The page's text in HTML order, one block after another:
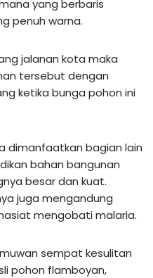
yang berbaris
penuh warna.
jalanan kota maka
tersebut dengan
ketika bunga pohon ini
dimanfaatkan bagian lain
bahan bangunan
besar dan kuat.
juga mengandung
mengobati malaria.
sempat kesulitan
pohon flamboyan,